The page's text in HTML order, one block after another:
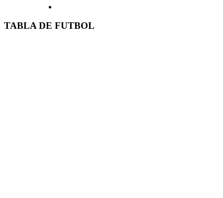
TABLA DE FUTBOL